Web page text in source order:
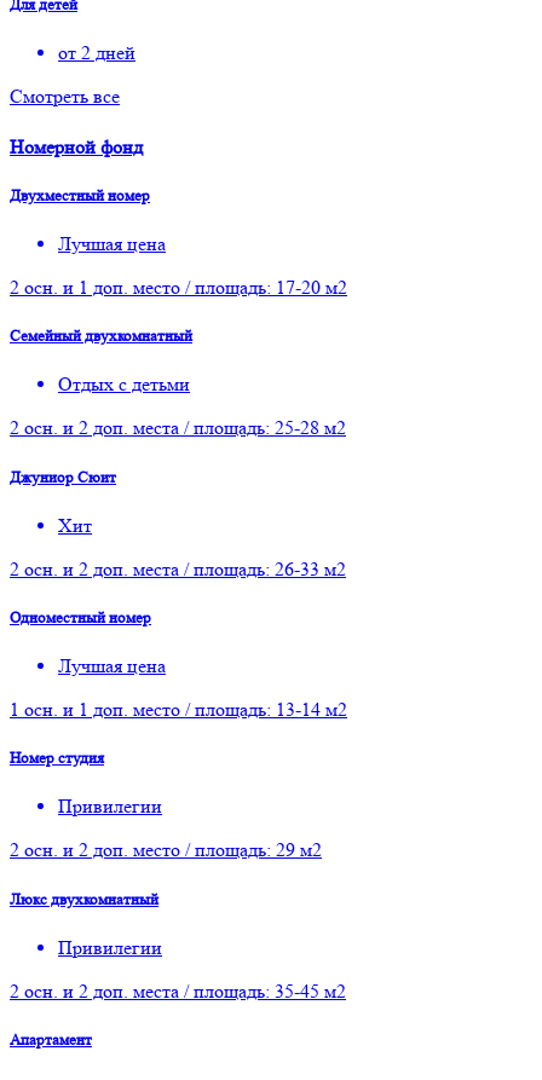
Для детей
от 2 дней
Смотреть все
Номерной фонд
Двухместный номер
Лучшая цена
2 осн. и 1 доп. место / площадь: 17-20 м2
Семейный двухкомнатный
Отдых с детьми
2 осн. и 2 доп. места / площадь: 25-28 м2
Джуниор Сюит
Хит
2 осн. и 2 доп. места / площадь: 26-33 м2
Одноместный номер
Лучшая цена
1 осн. и 1 доп. место / площадь: 13-14 м2
Номер студия
Привилегии
2 осн. и 2 доп. место / площадь: 29 м2
Люкс двухкомнатный
Привилегии
2 осн. и 2 доп. места / площадь: 35-45 м2
Апартамент